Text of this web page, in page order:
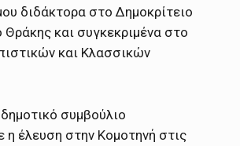
διδάκτορα στο Δημοκρίτειο
Θράκης και συγκεκριμένα στο
και Κλασσικών
συμβούλιο
η έλευση στην Κομοτηνή στις